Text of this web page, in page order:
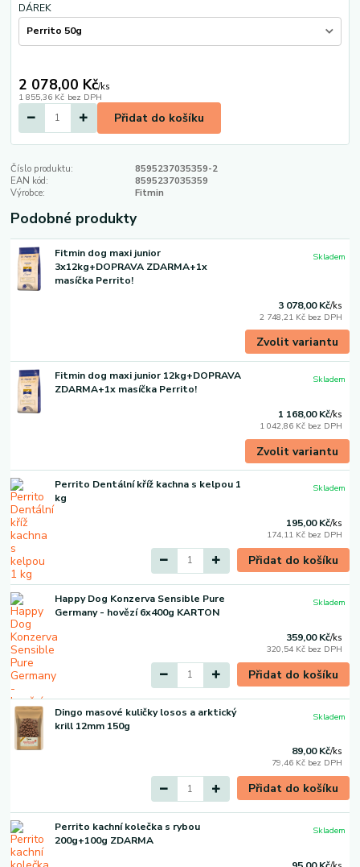
DÁREK
2 078,00 Kč/ks
1 855,36 Kč bez DPH
Přidat do košíku
Číslo produktu:
8595237035359-2
EAN kód:
8595237035359
Výrobce:
Fitmin
Podobné produkty
Fitmin dog maxi junior
3x12kg+DOPRAVA ZDARMA+1x
masíčka Perrito!
3 078,00 Kč/ks
2 748,21 Kč bez DPH
Skladem
Zvolit variantu
Fitmin dog maxi junior 12kg+DOPRAVA
ZDARMA+1x masíčka Perrito!
1 168,00 Kč/ks
1 042,86 Kč bez DPH
Skladem
Zvolit variantu
Perrito Dentální kříž kachna s kelpou 1
kg
195,00 Kč/ks
174,11 Kč bez DPH
Skladem
Přidat do košíku
Happy Dog Konzerva Sensible Pure
Germany - hovězí 6x400g KARTON
359,00 Kč/ks
320,54 Kč bez DPH
Skladem
Přidat do košíku
Dingo masové kuličky losos a arktický
krill 12mm 150g
89,00 Kč/ks
79,46 Kč bez DPH
Skladem
Přidat do košíku
Perrito kachní kolečka s rybou
200g+100g ZDARMA
Skladem